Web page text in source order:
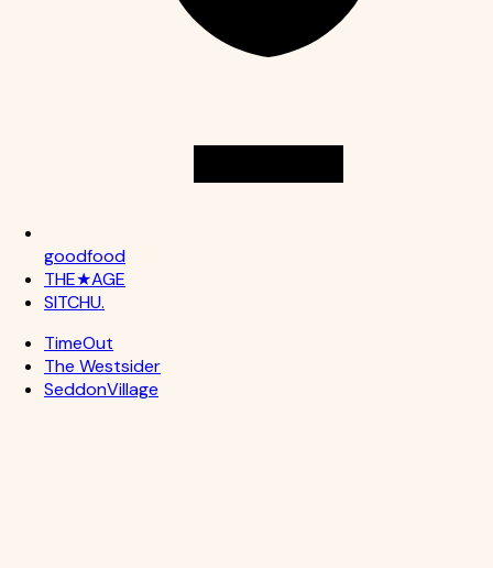
goodfood
THE★AGE
SITCHU.
TimeOut
The Westsider
SeddonVillage